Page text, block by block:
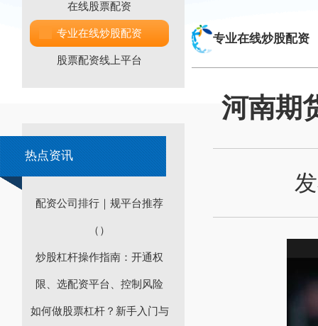
在线股票配资
专业在线炒股配资
股票配资线上平台
热点资讯
配资公司排行｜规平台推荐
（）
炒股杠杆操作指南：开通权
限、选配资平台、控制风险
如何做股票杠杆？新手入门与
专业在线炒股配资
河南期